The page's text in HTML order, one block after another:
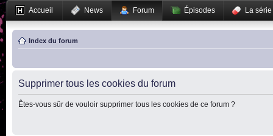
Accueil News Forum Épisodes La série
Index du forum
Supprimer tous les cookies du forum
Êtes-vous sûr de vouloir supprimer tous les cookies de ce forum ?